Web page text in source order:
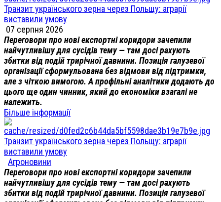
Транзит українського зерна через Польщу: аграрії
виставили умову
07 серпня 2026
Переговори про нові експортні коридори зачепили
найчутливішу для сусідів тему — там досі рахують
збитки від подій трирічної давнини. Позиція галузевої
організації сформульована без відмови від підтримки,
але з чіткою вимогою. А профільні аналітики додають до
цього ще один чинник, який до економіки взагалі не
належить.
Більше інформації
Транзит українського зерна через Польщу: аграрії
виставили умову
Агроновини
Переговори про нові експортні коридори зачепили
найчутливішу для сусідів тему — там досі рахують
збитки від подій трирічної давнини. Позиція галузевої